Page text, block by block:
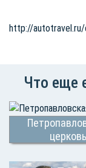
http://
Что еще
церковь